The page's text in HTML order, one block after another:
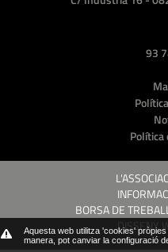
Aquesta web utilitza 'cookies'
manera, pot canviar la configuració
93
BORSA DE
DISSENY